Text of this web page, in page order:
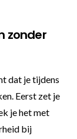
zonder
dat je tijdens
Eerst zet je
je het met
bij